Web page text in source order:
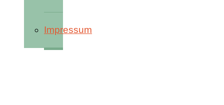
Impressum